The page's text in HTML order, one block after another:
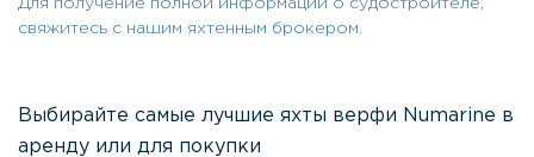
Для получение полной информации о судостроителе,
свяжитесь с нашим яхтенным брокером.
Выбирайте самые лучшие яхты верфи Numarine в
аренду или для покупки